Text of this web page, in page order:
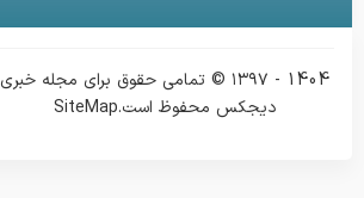
1404 - ۱۳۹۷ © تمامی حقوق برای مجله خبری
دیجکس محفوظ است.SiteMap